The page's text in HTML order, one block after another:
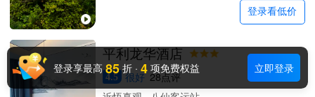
登录看低价
平利龙华酒店
4.5 很好 28点评
登录享最高 85 折 · 4 项免费权益 立即登录